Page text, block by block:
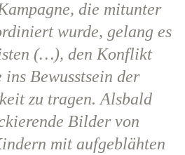
die mitunter
wurde, gelang es
(…), den Konflikt
Bewusstsein der
zu tragen. Alsbald
Bilder von
mit aufgeblähten